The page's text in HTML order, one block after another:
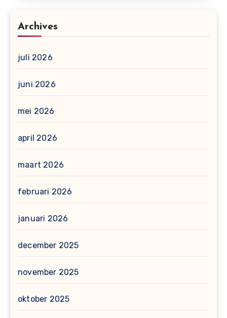
Archives
juli 2026
juni 2026
mei 2026
april 2026
maart 2026
februari 2026
januari 2026
december 2025
november 2025
oktober 2025